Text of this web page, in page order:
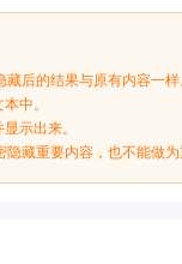
后的结果与原有内容一样
中。
示出来。
藏重要内容，也不能做为